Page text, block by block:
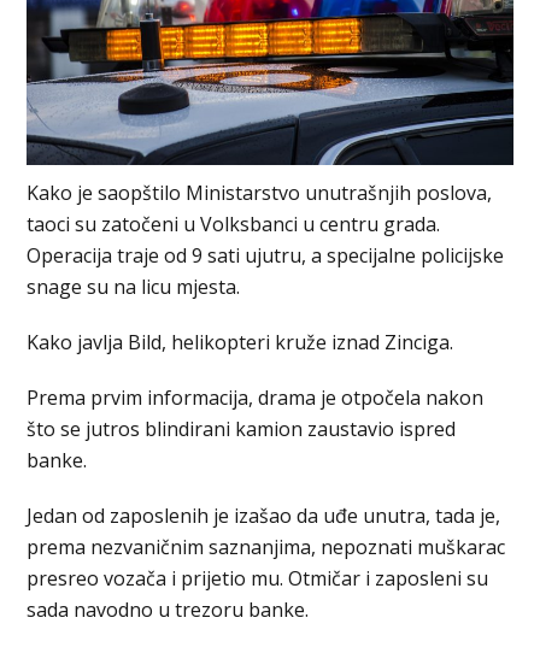
Kako je saopštilo Ministarstvo unutrašnjih poslova,
taoci su zatočeni u Volksbanci u centru grada.
Operacija traje od 9 sati ujutru, a specijalne policijske
snage su na licu mjesta.
Kako javlja Bild, helikopteri kruže iznad Zinciga.
Prema prvim informacija, drama je otpočela nakon
što se jutros blindirani kamion zaustavio ispred
banke.
Jedan od zaposlenih je izašao da uđe unutra, tada je,
prema nezvaničnim saznanjima, nepoznati muškarac
presreo vozača i prijetio mu. Otmičar i zaposleni su
sada navodno u trezoru banke.